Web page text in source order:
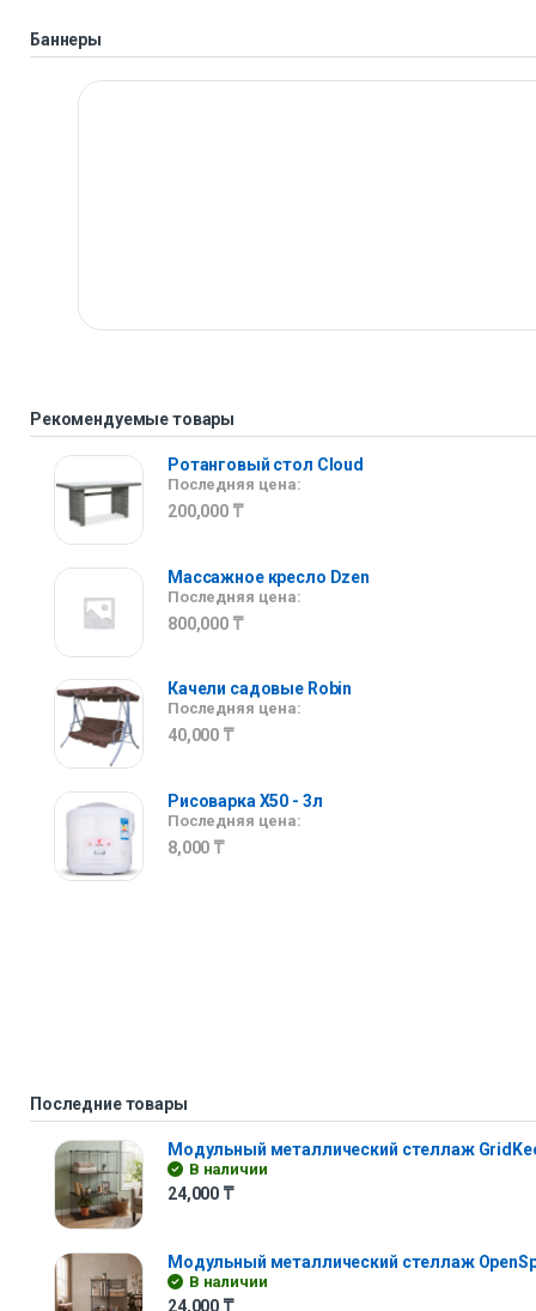
Баннеры
Рекомендуемые товары
Ротанговый стол Сloud
Последняя цена:
200,000 ₸
Массажное кресло Dzen
Последняя цена:
800,000 ₸
Качели садовые Robin
Последняя цена:
40,000 ₸
Рисоварка X50 - 3л
Последняя цена:
8,000 ₸
Последние товары
Модульный металлический стеллаж
В наличии
24,000 ₸
Модульный металлический стеллаж
В наличии
24,000 ₸